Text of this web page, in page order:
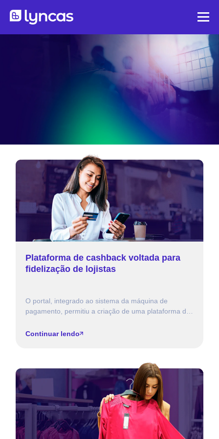
Plataforma de cashback voltada para
fidelização de lojistas
O portal, integrado ao sistema da máquina de
pagamento, permitiu a criação de uma plataforma de
recompra […]
Continuar lendo